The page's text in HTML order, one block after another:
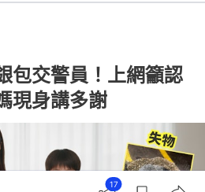
包交警員！上網籲認
現身講多謝
17